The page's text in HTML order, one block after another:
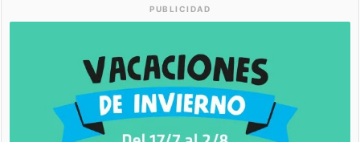
PUBLICIDAD